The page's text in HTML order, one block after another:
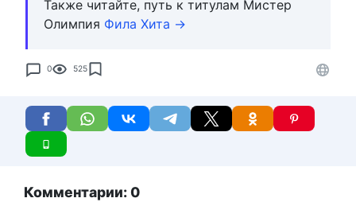
Также читайте, путь к титулам Мистер
Олимпия Фила Хита →
0 525
Комментарии: 0